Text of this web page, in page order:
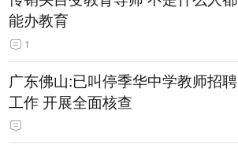
能办教育
1
广东佛山:已叫停季华中学教师招聘
工作 开展全面核查